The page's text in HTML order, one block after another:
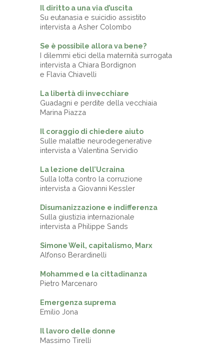
Il diritto a una via d’uscita
Su eutanasia e suicidio assistito
intervista a Asher Colombo
Se è possibile allora va bene?
I dilemmi etici della maternità surrogata
intervista a Chiara Bordignon
e Flavia Chiavelli
La libertà di invecchiare
Guadagni e perdite della vecchiaia
Marina Piazza
Il coraggio di chiedere aiuto
Sulle malattie neurodegenerative
intervista a Valentina Servidio
La lezione dell’Ucraina
Sulla lotta contro la corruzione
intervista a Giovanni Kessler
Disumanizzazione e indifferenza
Sulla giustizia internazionale
intervista a Philippe Sands
Simone Weil, capitalismo, Marx
Alfonso Berardinelli
Mohammed e la cittadinanza
Pietro Marcenaro
Emergenza suprema
Emilio Jona
Il lavoro delle donne
Massimo Tirelli